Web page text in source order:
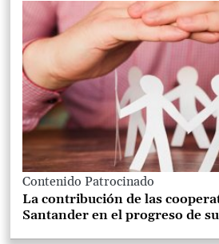
Contenido Patrocinado
La contribución de las
Santander en el progreso de